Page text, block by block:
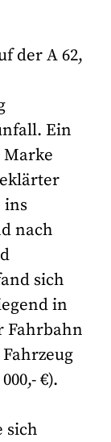
der A 62,
Ein
Marke
ins
nach
sich
in
Fahrbahn
€).
sich